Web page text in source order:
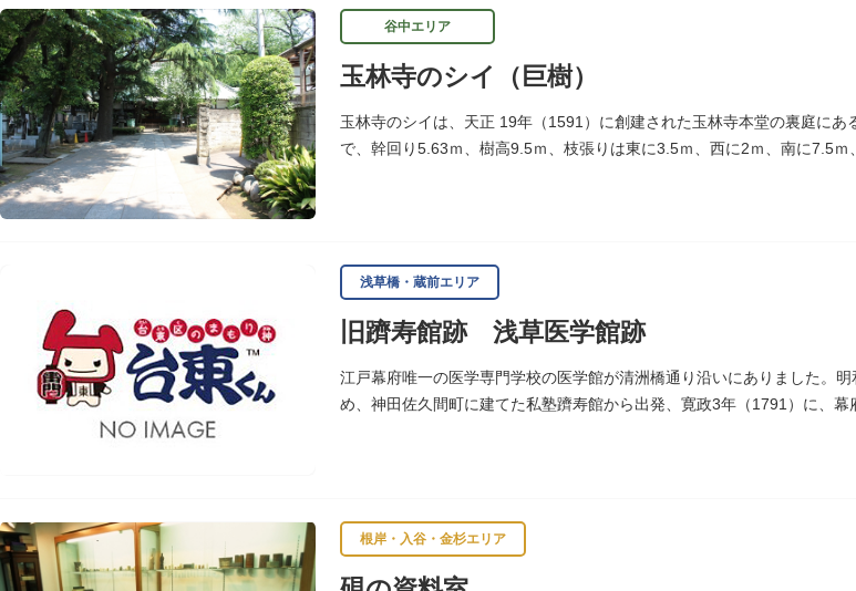
谷中エリア
玉林寺のシイ（巨樹）
玉林寺のシイは、天正 19年（1591）に創建された玉林寺本堂の裏庭に
で、幹回り5.63ｍ、樹高9.5ｍ、枝張りは東に3.5ｍ、西に2ｍ、南に7.5
浅草橋・蔵前エリア
旧躋寿館跡 浅草医学館跡
江戸幕府唯一の医学専門学校の医学館が清洲橋通り沿いにありました。
め、神田佐久間町に建てた私塾躋寿館から出発、寛政3年（1791）に、
根岸・入谷・金杉エリア